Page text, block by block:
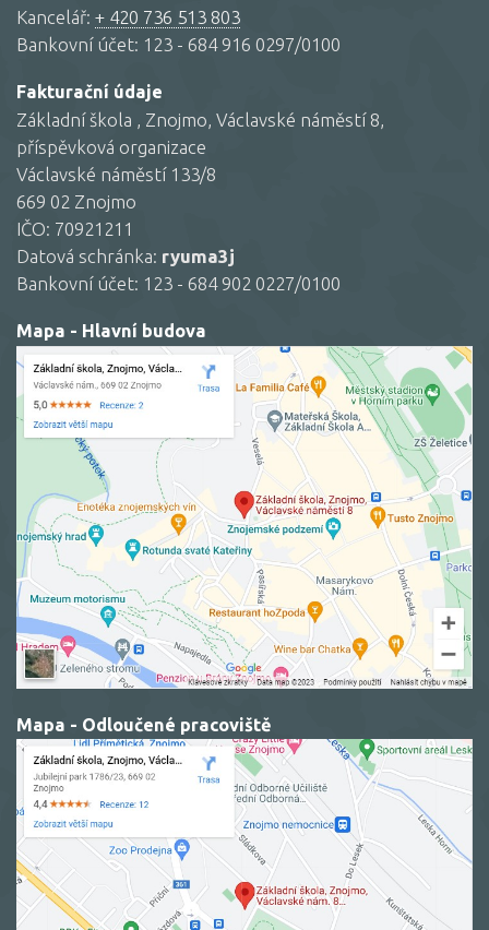
Kancelář: + 420 736 513 803
Bankovní účet: 123 - 684 916 0297/0100
Fakturační údaje
Základní škola , Znojmo, Václavské náměstí 8,
příspěvková organizace
Václavské náměstí 133/8
669 02 Znojmo
IČO: 70921211
Datová schránka: ryuma3j
Bankovní účet: 123 - 684 902 0227/0100
Mapa - Hlavní budova
Mapa - Odloučené pracoviště